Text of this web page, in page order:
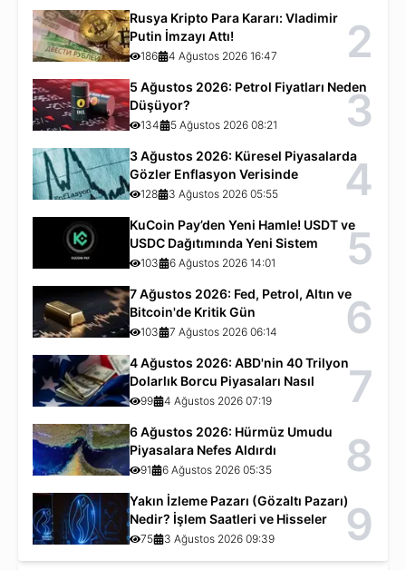
Rusya Kripto Para Kararı: Vladimir
Putin İmzayı Attı!
186 4 Ağustos 2026 16:47 2
5 Ağustos 2026: Petrol Fiyatları Neden
Düşüyor?
134 5 Ağustos 2026 08:21 3
3 Ağustos 2026: Küresel Piyasalarda
Gözler Enflasyon Verisinde
128 3 Ağustos 2026 05:55 4
KuCoin Pay’den Yeni Hamle! USDT ve
USDC Dağıtımında Yeni Sistem
103 6 Ağustos 2026 14:01 5
7 Ağustos 2026: Fed, Petrol, Altın ve
Bitcoin'de Kritik Gün
103 7 Ağustos 2026 06:14 6
4 Ağustos 2026: ABD'nin 40 Trilyon
Dolarlık Borcu Piyasaları Nasıl
Etkiliyor?
99 4 Ağustos 2026 07:19 7
6 Ağustos 2026: Hürmüz Umudu
Piyasalara Nefes Aldırdı
91 6 Ağustos 2026 05:35 8
Yakın İzleme Pazarı (Gözaltı Pazarı)
Nedir? İşlem Saatleri ve Hisseler
75 3 Ağustos 2026 09:39 9